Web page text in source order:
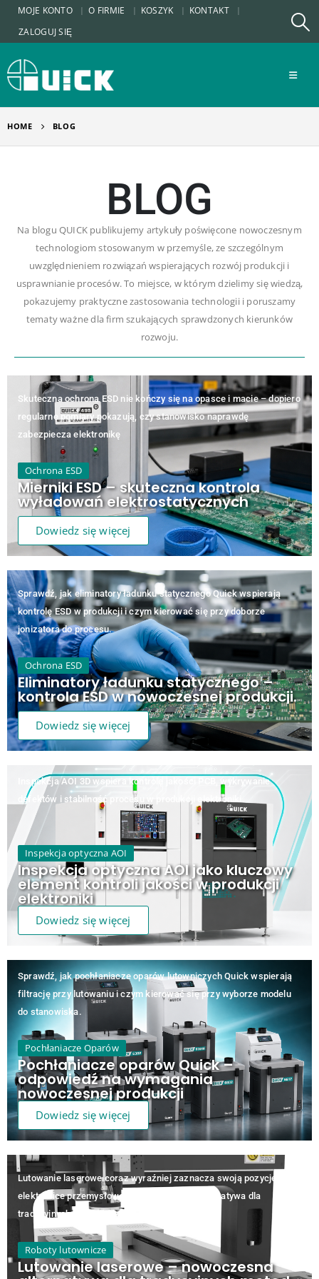
MOJE KONTO O FIRMIE KOSZYK
KONTAKT
ZALOGUJ SIĘ
HOME BLOG
BLOG
Na blogu QUICK publikujemy artykuły poświęcone nowoczesnym
technologiom stosowanym w przemyśle, ze szczególnym
uwzględnieniem rozwiązań wspierających rozwój produkcji i
usprawnianie procesów. To miejsce, w którym dzielimy się wiedzą,
pokazujemy praktyczne zastosowania technologii i poruszamy
tematy ważne dla firm szukających sprawdzonych kierunków
rozwoju.
Dowiedz się więcej
Mierniki ESD – skuteczna kontrola
wyładowań elektrostatycznych
Ochrona ESD
Skuteczna ochrona ESD nie kończy się na opasce i macie – dopiero
regularne pomiary pokazują, czy stanowisko naprawdę
zabezpiecza elektronikę
Dowiedz się więcej
Eliminatory ładunku statycznego –
kontrola ESD w nowoczesnej produkcji.
Ochrona ESD
Sprawdź, jak eliminatory ładunku statycznego Quick wspierają
kontrolę ESD w produkcji i czym kierować się przy doborze
jonizatora do procesu.
Dowiedz się więcej
Inspekcja optyczna AOI jako kluczowy
element kontroli jakości w produkcji
elektroniki
Inspekcja optyczna AOI
Inspekcja AOI 3D wspiera kontrolę jakości PCB, wykrywanie
defektów i stabilność procesu w produkcji elektroniki.
Dowiedz się więcej
Pochłaniacze oparów Quick –
odpowiedź na wymagania
nowoczesnej produkcji
Pochłaniacze Oparów
Sprawdź, jak pochłaniacze oparów lutowniczych Quick wspierają
filtrację przy lutowaniu i czym kierować się przy wyborze modelu
do stanowiska.
Lutowanie laserowe – nowoczesna
Roboty lutownicze
Lutowanie laserowe coraz wyraźniej zaznacza swoją pozycję w
elektronice przemysłowej jako precyzyjna alternatywa dla
tradycyjnych metod łączenia.